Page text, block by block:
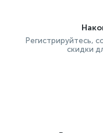
Регистрируйтесь,
скидки